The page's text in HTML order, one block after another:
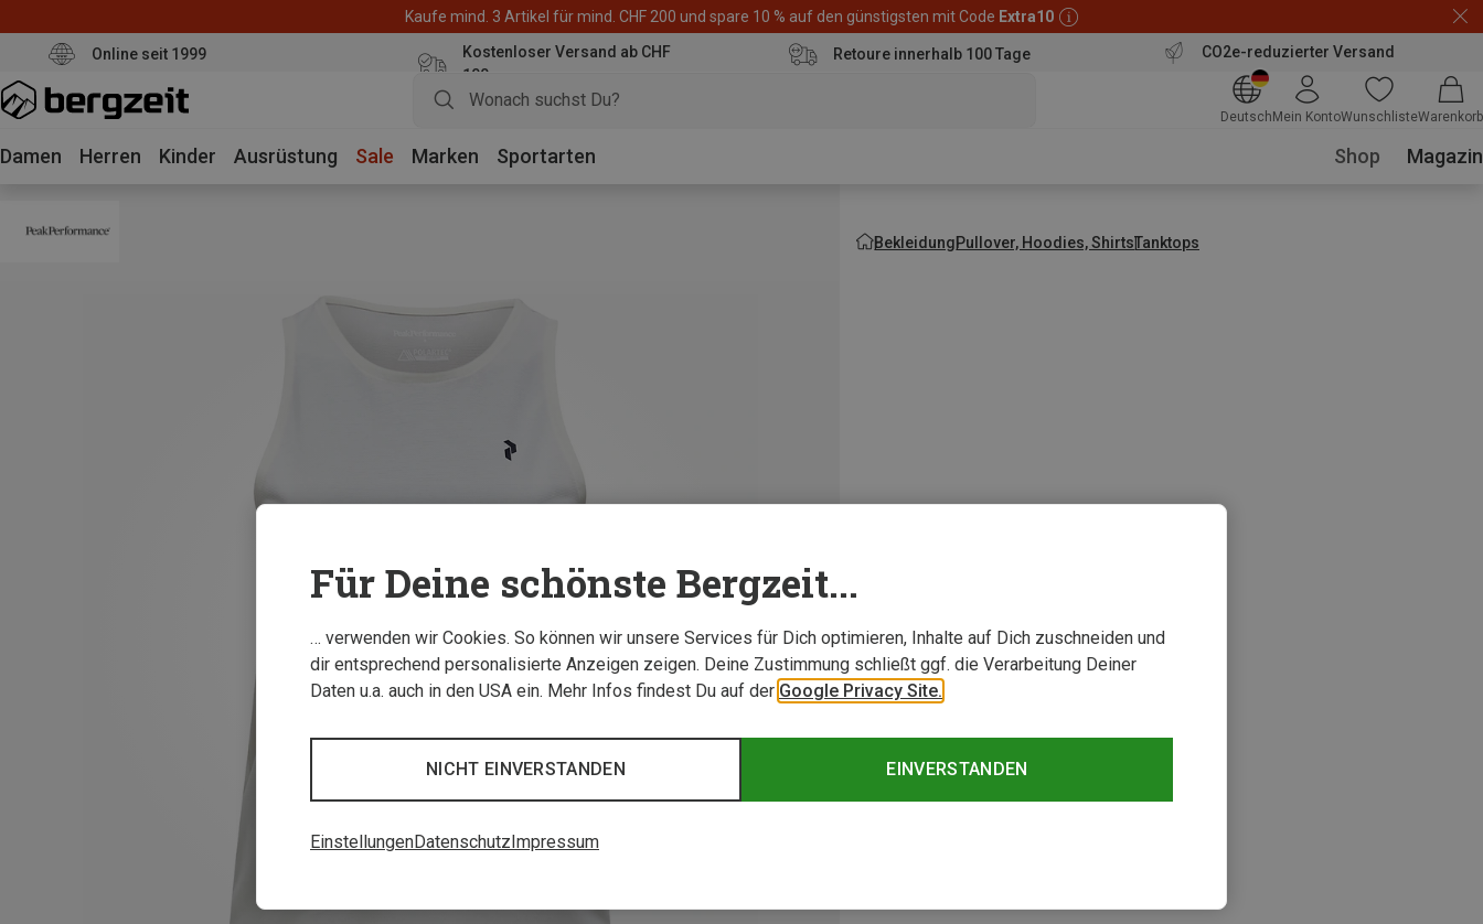
Kaufe mind. 3 Artikel für mind. CHF 200 und spare 10 % auf den günstigsten mit Code Extra10
Online seit 1999
Kostenloser Versand ab CHF
100
Retoure innerhalb 100 Tage CO2e-reduzierter Versand
Deutsch Mein KontoWunschlisteWarenkorb
Damen Herren Kinder Ausrüstung Sale Marken Sportarten Shop Magazin
BekleidungPullover, Hoodies, ShirtsTanktops
Für Deine schönste Bergzeit...
… verwenden wir Cookies. So können wir unsere Services für Dich optimieren, Inhalte auf Dich zuschneiden und
dir entsprechend personalisierte Anzeigen zeigen. Deine Zustimmung schließt ggf. die Verarbeitung Deiner
Daten u.a. auch in den USA ein. Mehr Infos findest Du auf der Google Privacy Site.
EINVERSTANDEN
NICHT EINVERSTANDEN
EinstellungenDatenschutz Impressum